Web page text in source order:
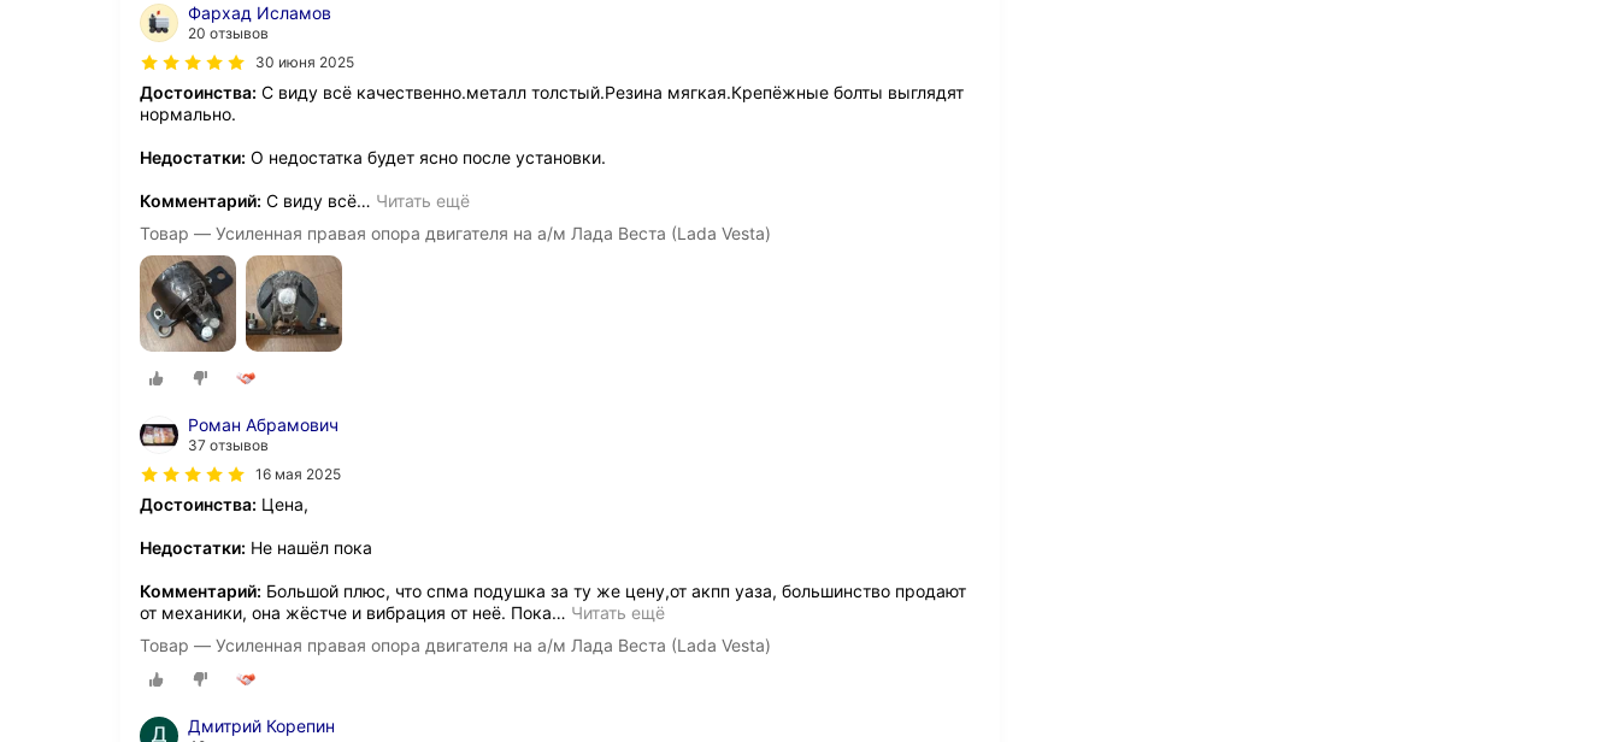
Фархад Исламов
20 отзывов
30 июня 2025
Достоинства: С виду всё качественно.металл толстый.Резина мягкая.Крепёжные болты выглядят
нормально.
Недостатки: О недостатка будет ясно после установки.
Комментарий: С виду всё… Читать ещё
Товар — Усиленная правая опора двигателя на а/м Лада Веста (Lada Vesta)
Роман Абрамович
37 отзывов
16 мая 2025
Достоинства: Цена,
Недостатки: Не нашёл пока
Комментарий: Большой плюс, что спма подушка за ту же цену,от акпп уаза, большинство продают
от механики, она жёстче и вибрация от неё. Пока… Читать ещё
Товар — Усиленная правая опора двигателя на а/м Лада Веста (Lada Vesta)
Дмитрий Корепин